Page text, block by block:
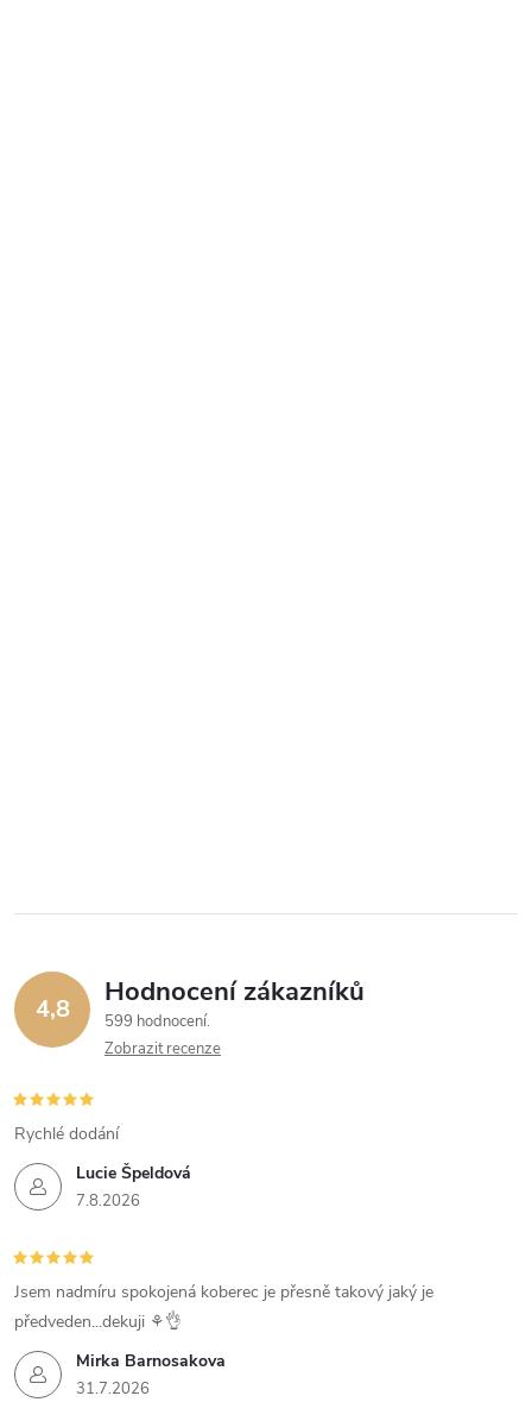
4,8 Hodnocení zákazníků
599 hodnocení
Zobrazit recenze
Lucie Špeldová
7.8.2026
Rychlé dodání
Mirka Barnosakova
31.7.2026
Jsem nadmíru spokojená koberec je přesně takový jaký je
předveden...dekuji ⚘️👌